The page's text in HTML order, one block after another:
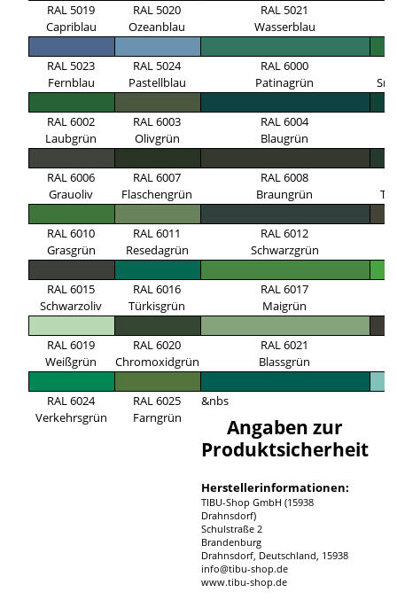
RAL 5019
Capriblau
RAL 5020
Ozeanblau
RAL 5021
Wasserblau
RAL 5023
Fernblau
RAL 5024
Pastellblau
RAL 6000
Patinagrün
RAL 6002
Laubgrün
RAL 6003
Olivgrün
RAL 6004
Blaugrün
RAL 6006
Grauoliv
RAL 6007
Flaschengrün
RAL 6008
Braungrün
RAL 6010
Grasgrün
RAL 6011
Resedagrün
RAL 6012
Schwarzgrün
RAL 6015
Schwarzoliv
RAL 6016
Türkisgrün
RAL 6017
Maigrün
RAL 6019
Weißgrün
RAL 6020
Chromoxidgrün
RAL 6021
Blassgrün
RAL 6024
Verkehrsgrün
RAL 6025
Farngrün
&nbs
Angaben zur
Produktsicherheit
Herstellerinformationen:
TIBU-Shop GmbH (15938
Drahnsdorf)
Schulstraße 2
Brandenburg
Drahnsdorf, Deutschland, 15938
info@tibu-shop.de
www.tibu-shop.de